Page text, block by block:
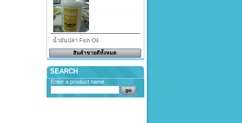
น้ำมันปลา Fish Oil
สินค้าขายดีทั้งหมด
SEARCH
Enter a product name